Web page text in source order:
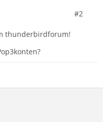
#2
thunderbirdforum!